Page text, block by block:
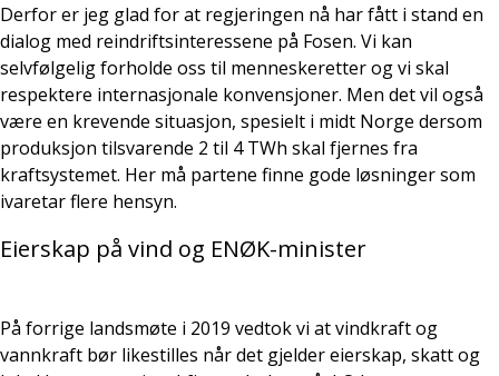
Derfor er jeg glad for at regjeringen nå har fått i stand en
dialog med reindriftsinteressene på Fosen. Vi kan
selvfølgelig forholde oss til menneskeretter og vi skal
respektere internasjonale konvensjoner. Men det vil også
være en krevende situasjon, spesielt i midt Norge dersom
produksjon tilsvarende 2 til 4 TWh skal fjernes fra
kraftsystemet. Her må partene finne gode løsninger som
ivaretar flere hensyn.
Eierskap på vind og ENØK-minister
På forrige landsmøte i 2019 vedtok vi at vindkraft og
vannkraft bør likestilles når det gjelder eierskap, skatt og